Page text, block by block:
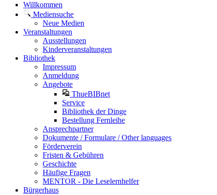
Willkommen
Mediensuche
Neue Medien
Veranstaltungen
Ausstellungen
Kinderveranstaltungen
Bibliothek
Impressum
Anmeldung
Angebote
ThueBIBnet
Service
Bibliothek der Dinge
Bestellung Fernleihe
Ansprechpartner
Dokumente / Formulare / Other languages
Förderverein
Fristen & Gebühren
Geschichte
Häufige Fragen
MENTOR - Die Leselernhelfer
Bürgerhaus